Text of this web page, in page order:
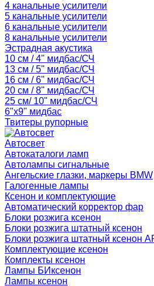
4 канальные усилители
5 канальные усилители
6 канальные усилители
8 канальные усилители
Эстрадная акустика
10 см / 4" мидбас/СЧ
13 см / 5" мидбас/СЧ
16 см / 6" мидбас/СЧ
20 см / 8" мидбас/СЧ
25 см/ 10" мидбас/СЧ
6"x9" мидбас
Твитеры рупорные
Автосвет
Автокаталоги ламп
Автолампы сигнальные
Ангельские глазки, маркеры BMW
Галогенные лампы
Ксенон и комплектующие
Автоматический корректор фар
Блоки розжига ксенон
Блоки розжига штатный ксенон
Блоки розжига штатный ксенон
Комплектующие ксенон
Комплекты ксенон
Лампы БИксенон
Лампы ксенон